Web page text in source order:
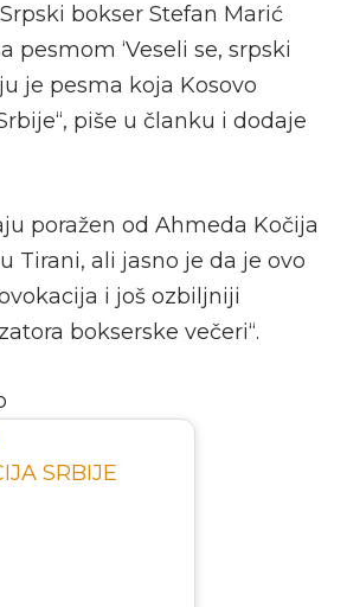
bokser Stefan Marić
pesmom ‘Veseli se, srpski
je pesma koja Kosovo
piše u članku i dodaje
poražen od Ahmeda Kočija
Tirani, ali jasno je da je ovo
i još ozbiljniji
bokserske večeri“.